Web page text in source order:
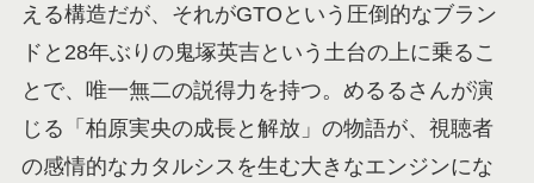
える構造だが、それがGTOという圧倒的なブラン
ドと28年ぶりの鬼塚英吉という土台の上に乗るこ
とで、唯一無二の説得力を持つ。めるるさんが演
じる「柏原実央の成長と解放」の物語が、視聴者
の感情的なカタルシスを生む大きなエンジンにな